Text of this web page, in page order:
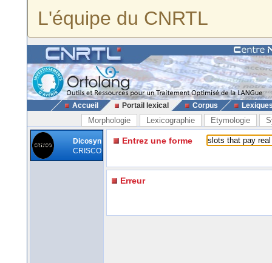
L'équipe du CNRTL
Accueil Portail lexical Corpus
Morphologie Lexicographie Etymologie
Dicosyn
CRISCO
Entrez une forme
Erreur